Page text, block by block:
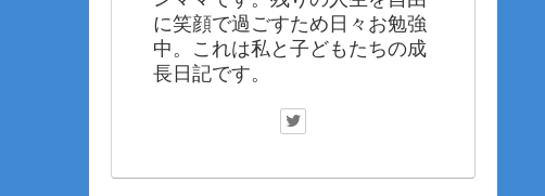
に笑顔で過ごすため日々お勉強
中。これは私と子どもたちの成
長日記です。